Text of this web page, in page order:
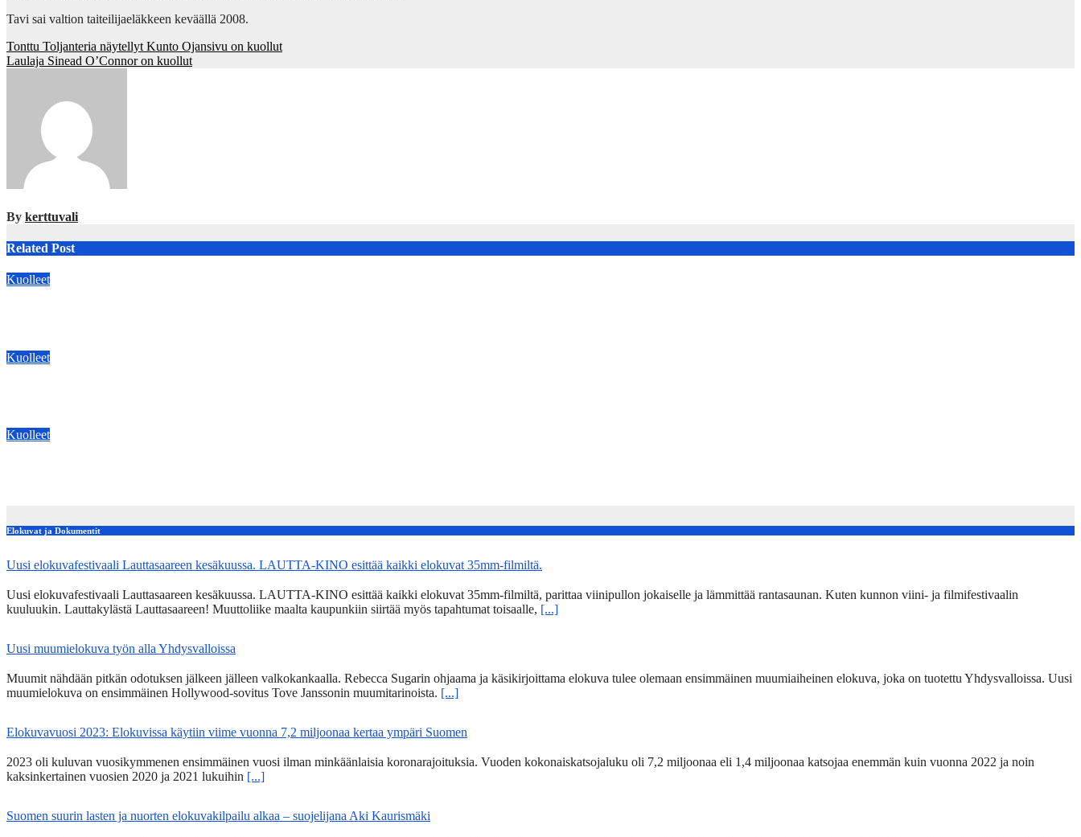
Tavi sai valtion taiteilijaeläkkeen keväällä 2008.
Post
navigation
Tonttu Toljanteria näytellyt Kunto Ojansivu on kuollut
Laulaja Sinead O’Connor on kuollut
By kerttuvali
Related Post
Kuolleet
Kuolleet
Kuolleet
Elokuvat ja Dokumentit
Uusi elokuvafestivaali Lauttasaareen kesäkuussa. LAUTTA-KINO esittää kaikki elokuvat 35mm-filmiltä.
Uusi elokuvafestivaali Lauttasaareen kesäkuussa. LAUTTA-KINO esittää kaikki elokuvat 35mm-filmiltä, parittaa viinipullon jokaiselle ja lämmittää rantasaunan. Kuten kunnon viini- ja filmifestivaalin
kuuluukin. Lauttakylästä Lauttasaareen! Muuttoliike maalta kaupunkiin siirtää myös tapahtumat toisaalle, [...]
Uusi muumielokuva työn alla Yhdysvalloissa
Muumit nähdään pitkän odotuksen jälkeen jälleen valkokankaalla. Rebecca Sugarin ohjaama ja käsikirjoittama elokuva tulee olemaan ensimmäinen muumiaiheinen elokuva, joka on tuotettu Yhdysvalloissa. Uusi
muumielokuva on ensimmäinen Hollywood-sovitus Tove Janssonin muumitarinoista. [...]
Elokuvavuosi 2023: Elokuvissa käytiin viime vuonna 7,2 miljoonaa kertaa ympäri Suomen
2023 oli kuluvan vuosikymmenen ensimmäinen vuosi ilman minkäänlaisia koronarajoituksia. Vuoden kokonaiskatsojaluku oli 7,2 miljoonaa eli 1,4 miljoonaa katsojaa enemmän kuin vuonna 2022 ja noin
kaksinkertainen vuosien 2020 ja 2021 lukuihin [...]
Suomen suurin lasten ja nuorten elokuvakilpailu alkaa – suojelijana Aki Kaurismäki